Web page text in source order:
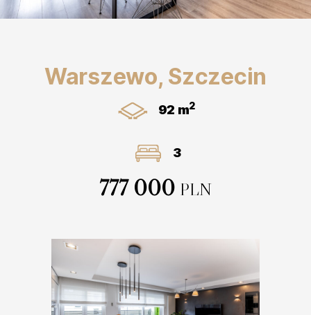
Warszewo, Szczecin
92 m2
3
777 000 PLN